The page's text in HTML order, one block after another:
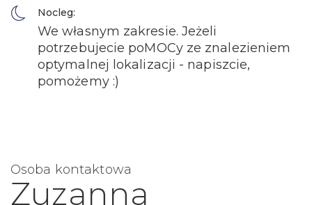
Nocleg:
We własnym zakresie. Jeżeli
potrzebujecie poMOCy ze znalezieniem
optymalnej lokalizacji - napiszcie,
pomożemy :)
Osoba kontaktowa
Zuzanna